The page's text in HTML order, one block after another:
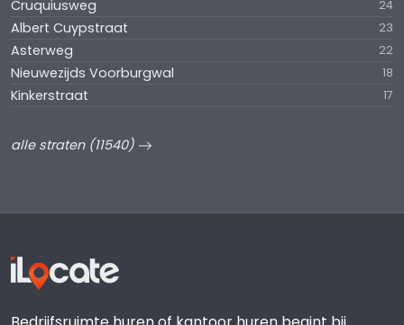
Cruquiusweg 24
Albert Cuypstraat 23
Asterweg 22
Nieuwezijds Voorburgwal 18
Kinkerstraat 17
alle straten (11540)